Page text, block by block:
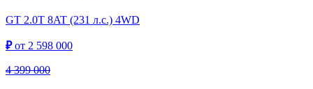
GT 2.0T 8AT (231 л.с.) 4WD
₽от 2 598 000
4 399 000